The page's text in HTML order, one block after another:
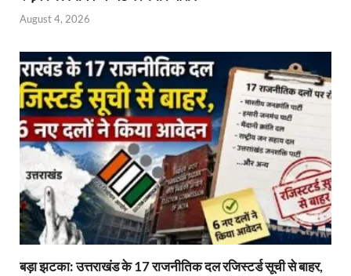
August 4, 2026
बड़ा झटका: उत्तराखंड के 17 राजनीतिक दल रजिस्टर्ड सूची से बाहर,